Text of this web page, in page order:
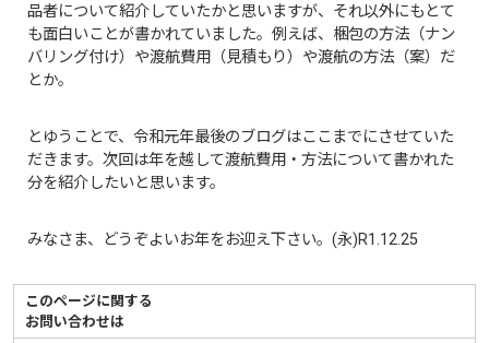
品者について紹介していたかと思いますが、それ以外にもとて
も面白いことが書かれていました。例えば、梱包の方法（ナン
バリング付け）や渡航費用（見積もり）や渡航の方法（案）だ
とか。
とゆうことで、令和元年最後のブログはここまでにさせていた
だきます。次回は年を越して渡航費用・方法について書かれた
分を紹介したいと思います。
みなさま、どうぞよいお年をお迎え下さい。(永)R1.12.25
このページに関する
お問い合わせは